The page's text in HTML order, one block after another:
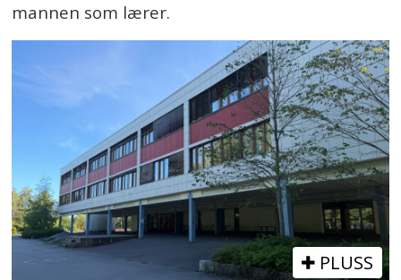
mannen som lærer.
PLUSS